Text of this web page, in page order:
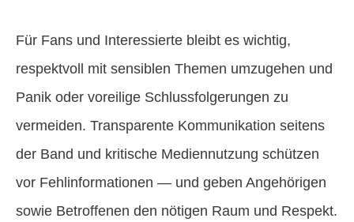
Für Fans und Interessierte bleibt es wichtig,
respektvoll mit sensiblen Themen umzugehen und
Panik oder voreilige Schlussfolgerungen zu
vermeiden. Transparente Kommunikation seitens
der Band und kritische Mediennutzung schützen
vor Fehlinformationen — und geben Angehörigen
sowie Betroffenen den nötigen Raum und Respekt.